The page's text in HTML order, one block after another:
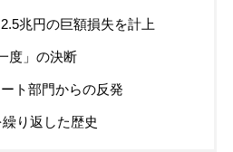
兆円の巨額損失を計上
度」の決断
ト部門からの反発
り返した歴史